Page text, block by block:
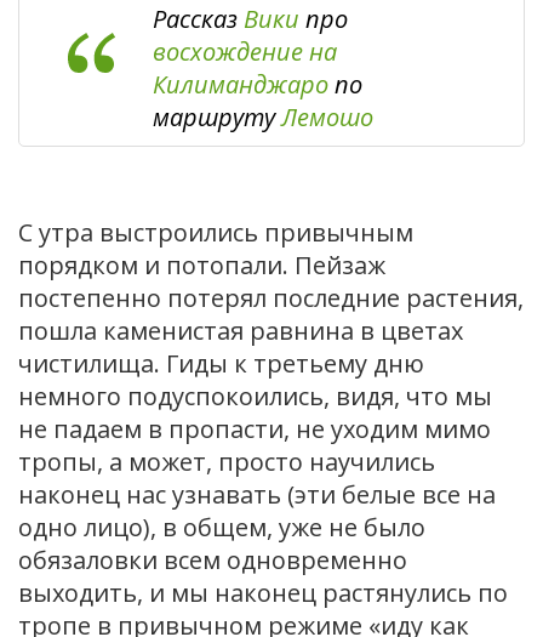
Рассказ Вики про
восхождение на
Килиманджаропо
маршрутуЛемошо
С утра выстроились привычным
порядком и потопали. Пейзаж
постепенно потерял последние растения,
пошла каменистая равнина в цветах
чистилища. Гиды к третьему дню
немного подуспокоились, видя, что мы
не падаем в пропасти, не уходим мимо
тропы, а может, просто научились
наконец нас узнавать (эти белые все на
одно лицо), в общем, уже не было
обязаловки всем одновременно
выходить, и мы наконец растянулись по
тропе в привычном режиме «иду как